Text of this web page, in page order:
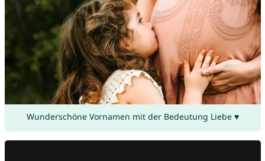
Wunderschöne Vornamen mit der Bedeutung Liebe ♥